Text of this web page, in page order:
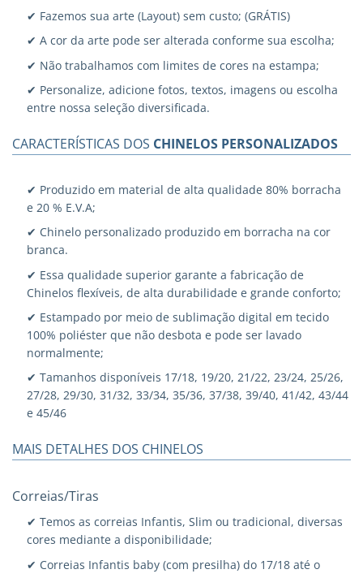
✔ Fazemos sua arte (Layout) sem custo; (GRÁTIS)
✔ A cor da arte pode ser alterada conforme sua escolha;
✔ Não trabalhamos com limites de cores na estampa;
✔ Personalize, adicione fotos, textos, imagens ou escolha
entre nossa seleção diversificada.
CARACTERÍSTICAS DOS CHINELOS PERSONALIZADOS
✔ Produzido em material de alta qualidade 80% borracha
e 20 % E.V.A;
✔ Chinelo personalizado produzido em borracha na cor
branca.
✔ Essa qualidade superior garante a fabricação de
Chinelos flexíveis, de alta durabilidade e grande conforto;
✔ Estampado por meio de sublimação digital em tecido
100% poliéster que não desbota e pode ser lavado
normalmente;
✔ Tamanhos disponíveis 17/18, 19/20, 21/22, 23/24, 25/26,
27/28, 29/30, 31/32, 33/34, 35/36, 37/38, 39/40, 41/42, 43/44
e 45/46
MAIS DETALHES DOS CHINELOS
Correias/Tiras
✔ Temos as correias Infantis, Slim ou tradicional, diversas
cores mediante a disponibilidade;
✔ Correias Infantis baby (com presilha) do 17/18 até o